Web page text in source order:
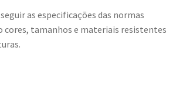
as especificações das normas
cores, tamanhos e materiais resistentes